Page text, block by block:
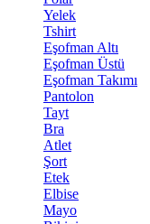
Yelek
Tshirt
Eşofman Altı
Eşofman Üstü
Eşofman Takımı
Pantolon
Tayt
Bra
Atlet
Şort
Etek
Elbise
Mayo